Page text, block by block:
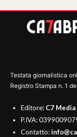
Testata giornalistica
Registro Stampa n. 1
Editore: C7 Media
P.IVA:
Contatto: